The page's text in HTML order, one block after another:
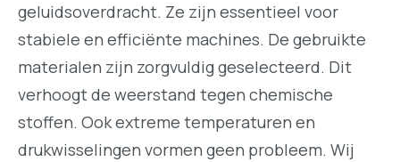
geluidsoverdracht. Ze zijn essentieel voor
stabiele en efficiënte machines. De gebruikte
materialen zijn zorgvuldig geselecteerd. Dit
verhoogt de weerstand tegen chemische
stoffen. Ook extreme temperaturen en
drukwisselingen vormen geen probleem. Wij